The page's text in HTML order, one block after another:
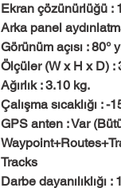
Ekran çözünürlüğü :
Arka panel
Görünüm açısı : 80°
Ölçüler (W x H x D) :
Ağırlık : 3.10 kg.
Çalışma sıcaklığı : -
GPS anten : Var
Tracks
Darbe dayanılıklığı